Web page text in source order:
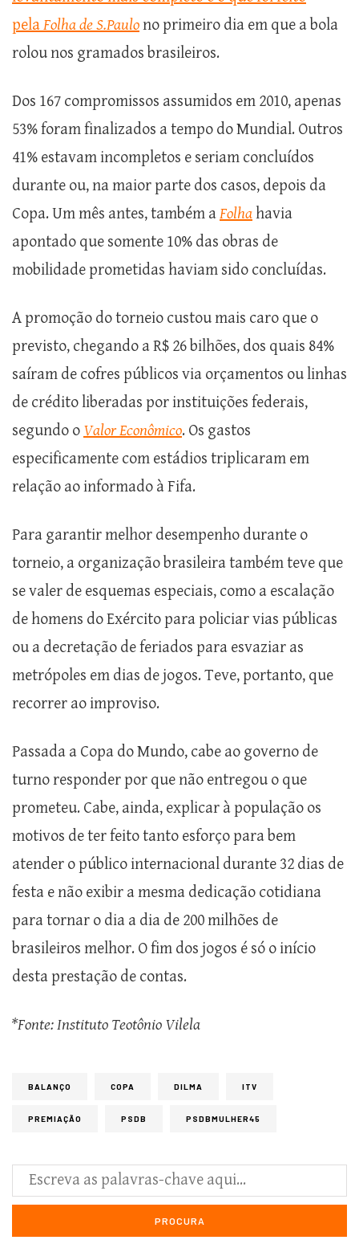
pelaFolha de S.Paulono primeiro dia em que a bola
rolou nos gramados brasileiros.
Dos 167 compromissos assumidos em 2010, apenas
53% foram finalizados a tempo do Mundial. Outros
41% estavam incompletos e seriam concluídos
durante ou, na maior parte dos casos, depois da
Copa. Um mês antes, também aFolhahavia
apontado que somente 10% das obras de
mobilidade prometidas haviam sido concluídas.
A promoção do torneio custou mais caro que o
previsto, chegando a R$ 26 bilhões, dos quais 84%
saíram de cofres públicos via orçamentos ou linhas
de crédito liberadas por instituições federais,
segundo o Valor Econômico. Os gastos
especificamente com estádios triplicaram em
relação ao informado à Fifa.
Para garantir melhor desempenho durante o
torneio, a organização brasileira também teve que
se valer de esquemas especiais, como a escalação
de homens do Exército para policiar vias públicas
ou a decretação de feriados para esvaziar as
metrópoles em dias de jogos. Teve, portanto, que
recorrer ao improviso.
Passada a Copa do Mundo, cabe ao governo de
turno responder por que não entregou o que
prometeu. Cabe, ainda, explicar à população os
motivos de ter feito tanto esforço para bem
atender o público internacional durante 32 dias de
festa e não exibir a mesma dedicação cotidiana
para tornar o dia a dia de 200 milhões de
brasileiros melhor. O fim dos jogos é só o início
desta prestação de contas.
*Fonte: Instituto Teotônio Vilela
BALANÇO COPA DILMA ITV
PREMIAÇÃO PSDB PSDBMULHER45